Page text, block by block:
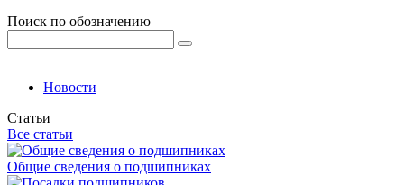
Поиск по обозначению
Новости
Статьи
Все статьи
Общие сведения о подшипниках